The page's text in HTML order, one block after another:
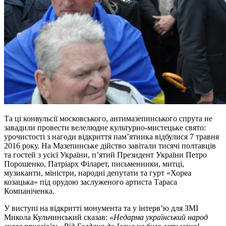
Та ці конвульсії московського, антимазепинського спрута не
завадили провести велелюдне культурно-мистецьке свято:
урочистості з нагоди відкриття пам’ятника відбулися 7 травня
2016 року. На Мазепинське дійство завітали тисячі полтавців
та гостей з усієї України, п’ятий Президент України Петро
Порошенко, Патріарх Філарет, письменники, митці,
музиканти, міністри, народні депутати та гурт «Хореа
козацька» під орудою заслуженого артиста Тараса
Компаніченка.
У виступі на відкритті монумента та у інтерв’ю для ЗМІ
Микола Кульчинський сказав: «Недарма український народ